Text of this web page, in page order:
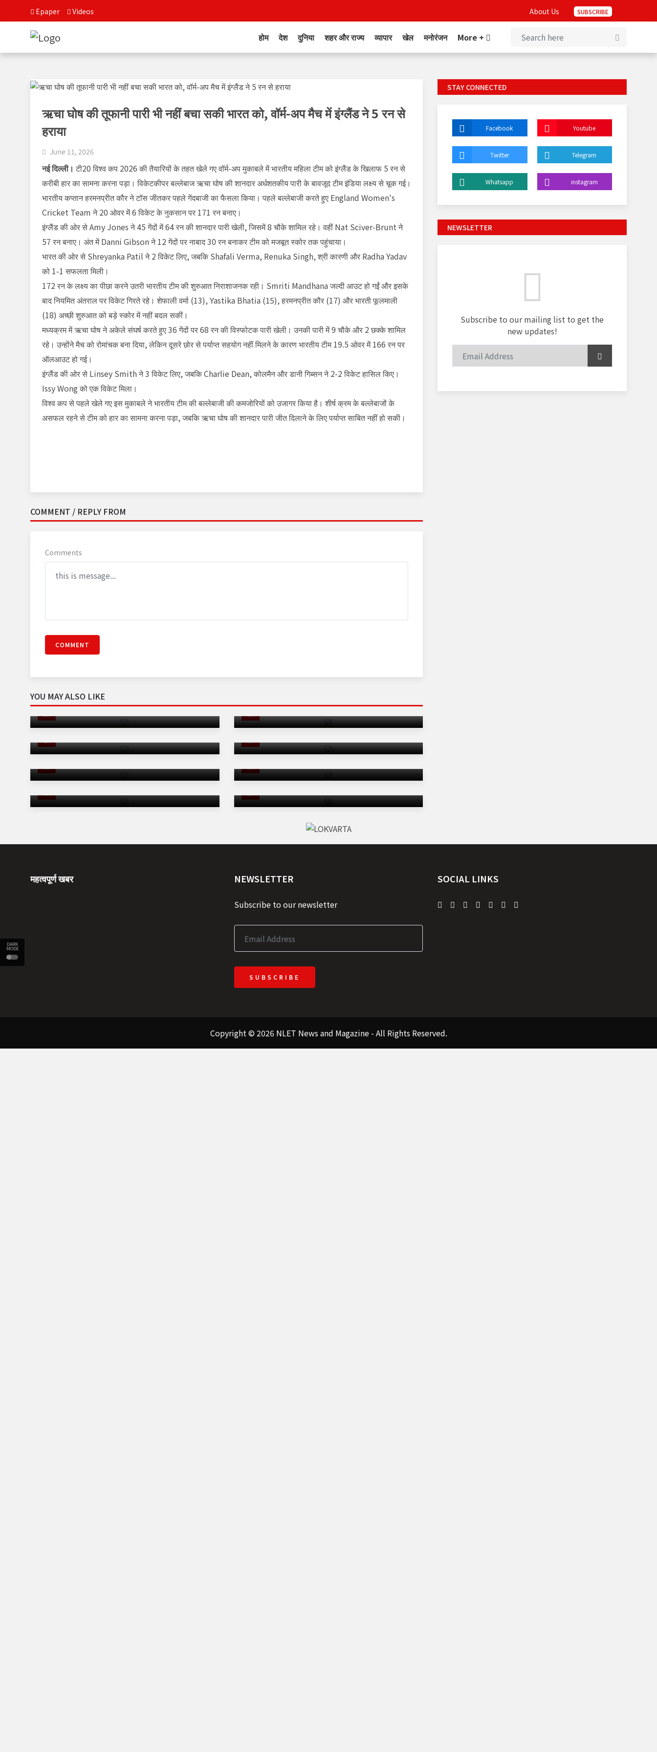
DARK
MODE
Epaper Videos About Us SUBSCRIBE
होम देश दुनिया शहर और राज्य व्यापार खेल मनोरंजन More +
ऋचा घोष की तूफानी पारी भी नहीं बचा सकी भारत को, वॉर्म-अप मैच में इंग्लैंड ने 5 रन से
हराया
June 11, 2026
नई दिल्ली। टी20 विश्व कप 2026 की तैयारियों के तहत खेले गए वॉर्म-अप मुकाबले में भारतीय महिला टीम को इंग्लैंड के खिलाफ 5 रन से
करीबी हार का सामना करना पड़ा। विकेटकीपर बल्लेबाजऋचा घोषकी शानदार अर्धशतकीय पारी के बावजूद टीम इंडिया लक्ष्य से चूक गई।
भारतीय कप्तानहरमनप्रीत कौरने टॉस जीतकर पहले गेंदबाजी का फैसला किया। पहले बल्लेबाजी करते हुए England Women's
Cricket Team ने 20 ओवर में 6 विकेट के नुकसान पर 171 रन बनाए।
इंग्लैंड की ओर सेAmy Jones ने 45 गेंदों में 64 रन की शानदार पारी खेली, जिसमें 8 चौके शामिल रहे। वहींNat Sciver-Brunt ने
57 रन बनाए। अंत मेंDanni Gibsonने 12 गेंदों पर नाबाद 30 रन बनाकर टीम को मजबूत स्कोर तक पहुंचाया।
भारत की ओर से Shreyanka Patil ने 2 विकेट लिए, जबकि Shafali Verma, Renuka Singh, श्री कारणी और Radha Yadav
को 1-1 सफलता मिली।
172 रन के लक्ष्य का पीछा करने उतरी भारतीय टीम की शुरुआत निराशाजनक रही। Smriti Mandhanaजल्दी आउट हो गईं और इसके
बाद नियमित अंतराल पर विकेट गिरते रहे। शेफाली वर्मा (13), Yastika Bhatia (15), हरमनप्रीत कौर (17) और भारती फूलमाली
(18) अच्छी शुरुआत को बड़े स्कोर में नहीं बदल सकीं।
मध्यक्रम में ऋचा घोष ने अकेले संघर्ष करते हुए 36 गेंदों पर 68 रन की विस्फोटक पारी खेली। उनकी पारी में 9 चौके और 2 छक्के शामिल
रहे। उन्होंने मैच को रोमांचक बना दिया, लेकिन दूसरे छोर से पर्याप्त सहयोग नहीं मिलने के कारण भारतीय टीम 19.5 ओवर में 166 रन पर
ऑलआउट हो गई।
इंग्लैंड की ओर से Linsey Smithने 3 विकेट लिए, जबकिCharlie Dean, कोलमैन और डानी गिब्सन ने 2-2 विकेट हासिल किए।
Issy Wongको एक विकेट मिला।
विश्व कप से पहले खेले गए इस मुकाबले ने भारतीय टीम की बल्लेबाजी की कमजोरियों को उजागर किया है। शीर्ष क्रम के बल्लेबाजों के
असफल रहने से टीम को हार का सामना करना पड़ा, जबकि ऋचा घोष की शानदार पारी जीत दिलाने के लिए पर्याप्त साबित नहीं हो सकी।
COMMENT / REPLY FROM
Comments
COMMENT
YOU MAY ALSO LIKE
खेल
श्रीलंका के खिलाफ अजेय टीम इंडिया, अब बुमराह के बिना चुनौती खेलजूनियर एशिया कप के लिए टीम इंडिया तैयार, शिलेइमा को कमान
खेल खेल
खेल
यूएई में हो सकता है महिला एशिया कप, 28 अगस्त से टूर्नामेंट की
खेल
शफीक का शतक, बाबर की फिफ्टी से पाकिस्तान मजबूत, विंडीज पर
खेल
बुमराह बाहर, आकिब नबी को पहली बार मिला टीम इंडिया का टेस्ट
खेल
LSG की कप्तानी पर मारक्रम का बड़ा बयान, बोले- जो भी बनेगा,
STAY CONNECTED
Facebook Youtube
Twitter Telegram
Whatsapp instagram
NEWSLETTER
Subscribe to our mailing list to get the
new updates!
महत्वपूर्ण खबर NEWSLETTER
Subscribe to our newsletter
SUBSCRIBE
SOCIAL LINKS
Copyright © 2026 NLET News and Magazine - All Rights Reserved.